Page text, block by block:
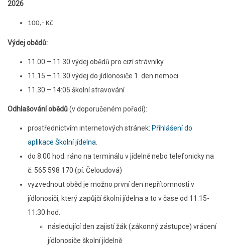
2026
100,- Kč
Výdej obědů:
11.00 – 11.30 výdej obědů pro cizí strávníky
11.15 – 11.30 výdej do jídlonosiče 1. den nemoci
11.30 – 14:05 školní stravování
Odhlašování obědů(v doporučeném pořadí):
prostřednictvím internetových stránek: Přihlášení do
aplikace Školní jídelna
do 8:00 hod. ráno na terminálu v jídelně nebo telefonicky na
č. 565 598 170 (pí. Čeloudová)
vyzvednout oběd je možno první den nepřítomnosti v
jídlonosiči, který zapůjčí školní jídelna a to v čase od 11:15-
11:30 hod.
následující den zajistí žák (zákonný zástupce) vrácení
jídlonosiče školní jídelně